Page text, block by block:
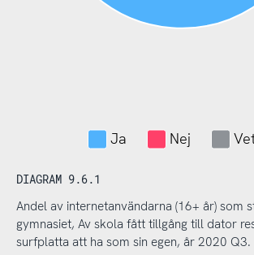
Ja Nej
DIAGRAM 9.6.1
Andel av internetanvändarna (16+ år) som
gymnasiet, Av skola fått tillgång till dator
surfplatta att ha som sin egen, år 2020 Q3.